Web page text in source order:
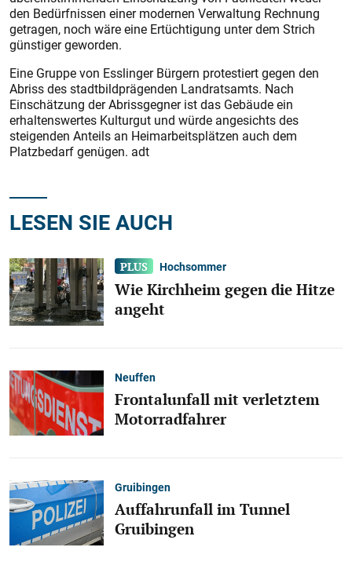
den Bedürfnissen einer modernen Verwaltung Rechnung
getragen, noch wäre eine Ertüchtigung unter dem Strich
günstiger geworden.
Eine Gruppe von Esslinger Bürgern protestiert gegen den
Abriss des stadtbildprägenden Landratsamts. Nach
Einschätzung der Abrissgegner ist das Gebäude ein
erhaltenswertes Kulturgut und würde angesichts des
steigenden Anteils an Heimarbeitsplätzen auch dem
Platzbedarf genügen. adt
LESEN SIE AUCH
Hochsommer
Wie Kirchheim gegen die Hitze
angeht
Neuffen
Frontalunfall mit verletztem
Motorradfahrer
Gruibingen
Auffahrunfall im Tunnel
Gruibingen